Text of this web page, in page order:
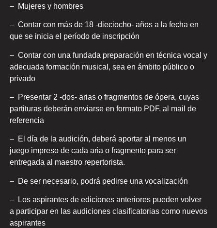
– Mujeres y hombres
– Contar con más de 18 -dieciocho- años a la fecha en
que se inicia el período de inscripción
– Contar con una fundada preparación en técnica vocal y
adecuada formación musical, sea en ámbito público o
privado
– Presentar 2 -dos- arias o fragmentos de ópera, cuyas
partituras deberán enviarse en formato PDF, al mail de
referencia
– El día de la audición, deberá aportar al menos un
juego impreso de cada aria o fragmento para ser
entregada al maestro repertorista.
– De ser necesario, podrá pedirse una vocalización
– Los aspirantes de ediciones anteriores pueden volver
a participar en las audiciones clasificatorias como nuevos
aspirantes